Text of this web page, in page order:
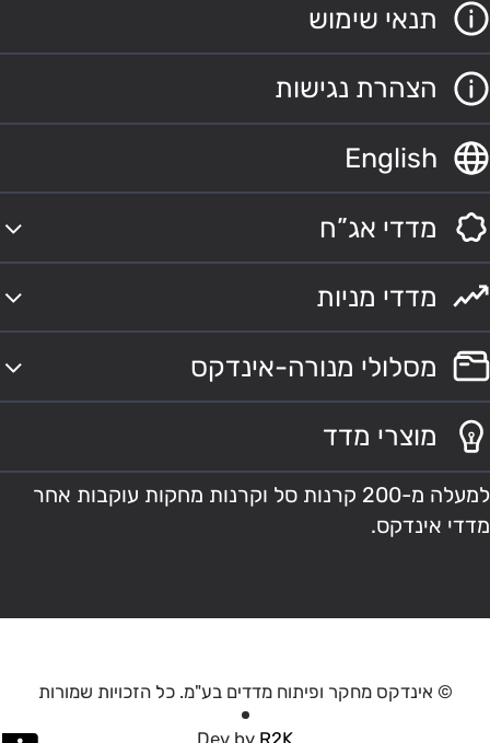
תנאי שימוש
הצהרת נגישות
English
מדדי אג”ח
מדדי מניות
מסלולי מנורה-אינדקס
מוצרי מדד
למעלה מ-200 קרנות סל וקרנות מחקות עוקבות אחר
מדדי אינדקס.
© אינדקס מחקר ופיתוח מדדים בע"מ. כל הזכויות שמורות
Dev by R2K